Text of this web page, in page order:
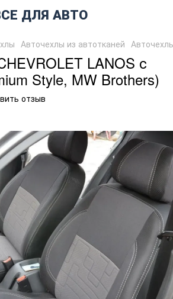
ДЛЯ АВТО
Авточехлы из автотканей
LANOS с
Style, MW Brothers)
отзыв